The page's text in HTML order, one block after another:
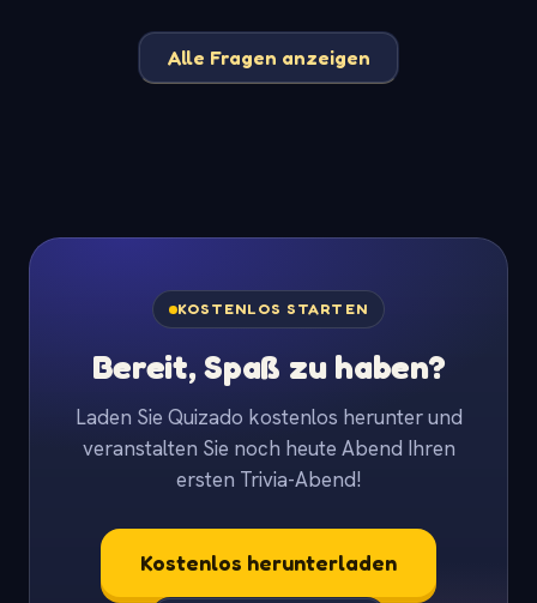
Alle Fragen anzeigen
KOSTENLOS STARTEN
Bereit, Spaß zu haben?
Laden Sie Quizado kostenlos herunter und
veranstalten Sie noch heute Abend Ihren
ersten Trivia-Abend!
Kostenlos herunterladen